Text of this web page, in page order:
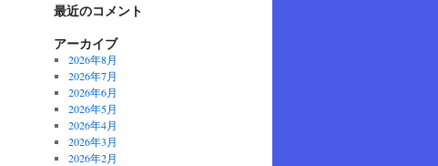
最近のコメント
アーカイブ
2026年8月
2026年7月
2026年6月
2026年5月
2026年4月
2026年3月
2026年2月